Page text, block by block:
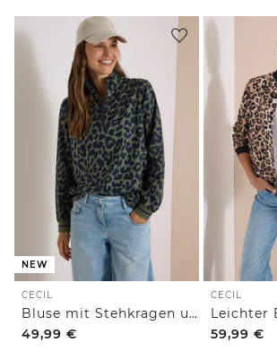
NEW
CECIL
Bluse mit Stehkragen und Zipper
49,99 €
CECIL
59,99 €